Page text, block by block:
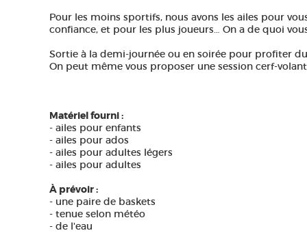
Pour les moins sportifs, nous avons les ailes pour
confiance, et pour les plus joueurs… On a de quoi
Sortie à la demi-journée ou en soirée pour profiter
On peut même vous proposer une session cerf-
Matériel fourni :
- ailes pour enfants
- ailes pour ados
- ailes pour adultes légers
- ailes pour adultes
À prévoir :
- une paire de baskets
- tenue selon météo
- de l'eau